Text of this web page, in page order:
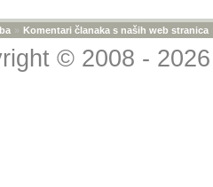
» Komentari članaka s naših web stranica
© 2008 -